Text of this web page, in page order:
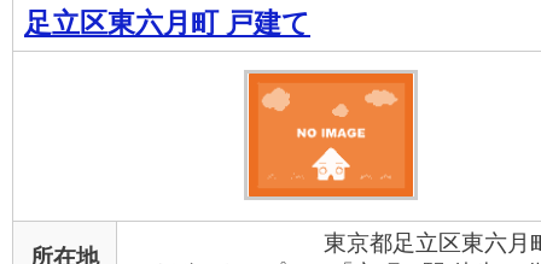
足立区東六月町 戸建て
所在地
東京都足立区東六月